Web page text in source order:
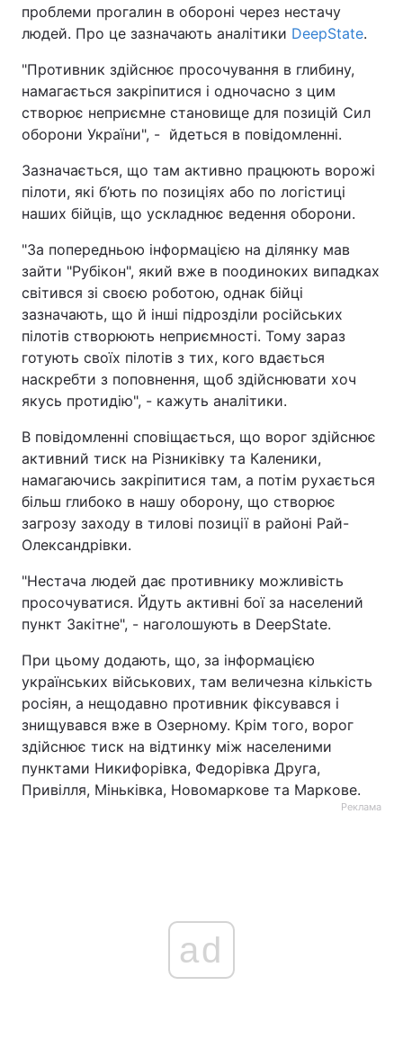
проблеми прогалин в обороні через нестачу
людей. Про це зазначають аналітики DeepState.
"Противник здійснює просочування в глибину,
намагається закріпитися і одночасно з цим
створює неприємне становище для позицій Сил
оборони України", - йдеться в повідомленні.
Зазначається, що там активно працюють ворожі
пілоти, які б’ють по позиціях або по логістиці
наших бійців, що ускладнює ведення оборони.
"За попередньою інформацією на ділянку мав
зайти "Рубікон", який вже в поодиноких випадках
світився зі своєю роботою, однак бійці
зазначають, що й інші підрозділи російських
пілотів створюють неприємності. Тому зараз
готують своїх пілотів з тих, кого вдається
наскребти з поповнення, щоб здійснювати хоч
якусь протидію", - кажуть аналітики.
В повідомленні сповіщається, що ворог здійснює
активний тиск на Різниківку та Каленики,
намагаючись закріпитися там, а потім рухається
більш глибоко в нашу оборону, що створює
загрозу заходу в тилові позиції в районі Рай-
Олександрівки.
"Нестача людей дає противнику можливість
просочуватися. Йдуть активні бої за населений
пункт Закітне", - наголошують в DeepState.
При цьому додають, що, за інформацією
українських військових, там величезна кількість
росіян, а нещодавно противник фіксувався і
знищувався вже в Озерному. Крім того, ворог
здійснює тиск на відтинку між населеними
пунктами Никифорівка, Федорівка Друга,
Привілля, Міньківка, Новомаркове та Маркове.
Реклама
ad